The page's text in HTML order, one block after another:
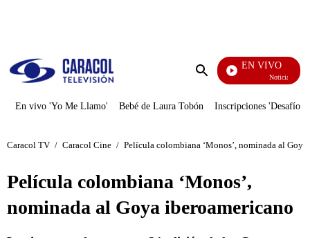
Enviar
EN VIVO
Noticias Caracol
En vivo 'Yo Me Llamo' Bebé de Laura Tobón Inscripciones 'Desafío'
Caracol TV / Caracol Cine / Película colombiana ‘Monos’, nominada al
Película colombiana ‘Monos’,
nominada al Goya iberoamericano